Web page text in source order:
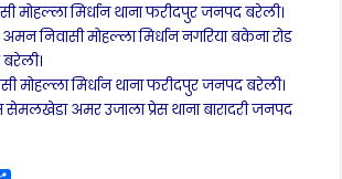
मोहल्ला मिर्धान थाना फरीदपुर जनपद बरेली।
निवासी मोहल्ला मिर्धान नगरिया बकेना रोड
मोहल्ला मिर्धान थाना फरीदपुर जनपद बरेली।
सेमलखेडा अमर उजाला प्रेस थाना बारादरी जनपद